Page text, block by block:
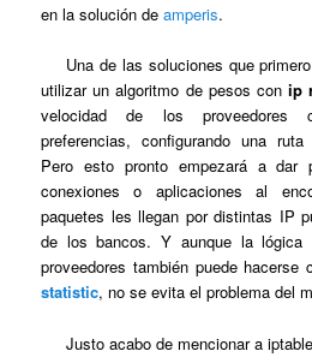
en la solución deamperis.
Una de las soluciones que
utilizar un algoritmo de pesos conip
velocidad de los proveedores
preferencias, configurando una
Pero esto pronto empezará a dar
conexiones o aplicaciones al
paquetes les llegan por distintas IP
de los bancos. Y aunque la
proveedores también puede hacerse
statistic, no se evita el problema del
Justo acabo de mencionar a